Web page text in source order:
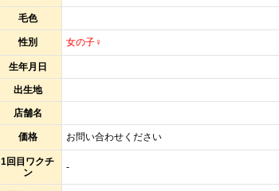
毛色
性別 女の子♀
生年月日
出生地
店舗名
価格 お問い合わせください
1回目ワクチ
ン
-